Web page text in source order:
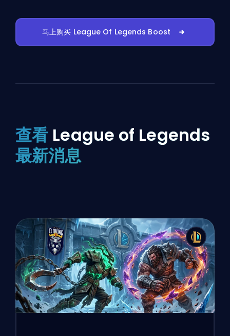
马上购买 League Of Legends Boost
查看 League of Legends
最新消息